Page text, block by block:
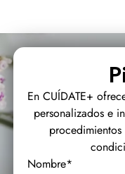
En CUÍDATE+
personalizados e
Nombre*